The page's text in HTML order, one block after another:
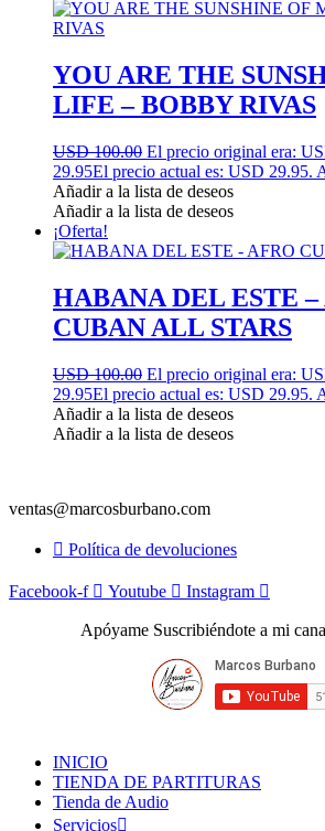
YOU ARE THE
LIFE – BOBBY RIVAS
USD 100.00 El precio original era:
29.95El precio actual es: USD 29.95.
Añadir a la lista de deseos
Añadir a la lista de deseos
¡Oferta!
HABANA DEL ESTE –
CUBAN ALL STARS
USD 100.00 El precio original era:
29.95El precio actual es: USD 29.95.
Añadir a la lista de deseos
Añadir a la lista de deseos
ventas@marcosburbano.com
Política de devoluciones
Facebook-f Youtube Instagram
Apóyame Suscribiéndote a mi
INICIO
TIENDA DE PARTITURAS
Tienda de Audio
Servicios